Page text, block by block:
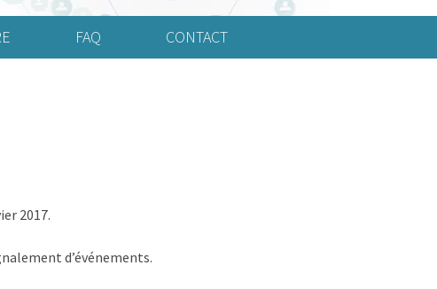
FAQ CONTACT
2017.
d’événements.